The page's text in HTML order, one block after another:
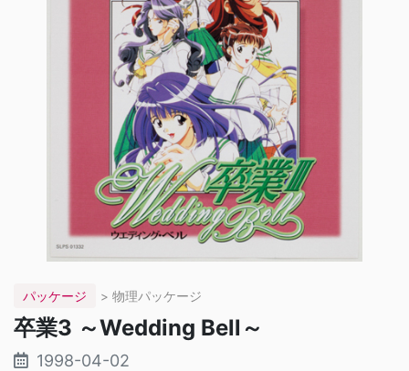
パッケージ > 物理パッケージ
卒業3 ～Wedding Bell～
1998-04-02